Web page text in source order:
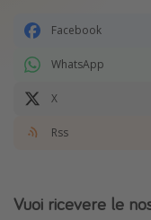
Facebook
WhatsApp
X
Rss
Vuoi ricevere le